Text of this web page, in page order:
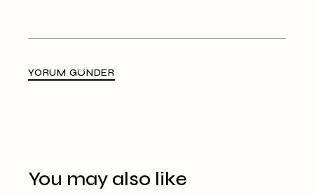
YORUM GÖNDER
You may also like